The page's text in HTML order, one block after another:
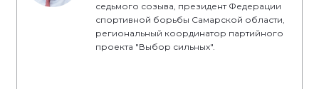
седьмого созыва, президент Федерации
спортивной борьбы Самарской области,
региональный координатор партийного
проекта "Выбор сильных".